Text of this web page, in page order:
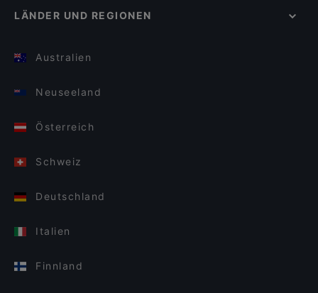
LÄNDER UND REGIONEN
Australien
Neuseeland
Österreich
Schweiz
Deutschland
Italien
Finnland